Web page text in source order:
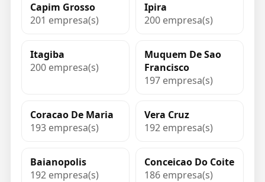
Capim Grosso
201 empresa(s)
Ipira
200 empresa(s)
Itagiba
200 empresa(s)
Muquem De Sao
Francisco
197 empresa(s)
Coracao De Maria
193 empresa(s)
Vera Cruz
192 empresa(s)
Baianopolis
192 empresa(s)
Conceicao Do Coite
186 empresa(s)